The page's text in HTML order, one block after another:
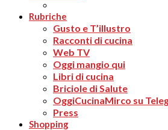
Rubriche
Gusto e T’illustro
Racconti di cucina
Web TV
Oggi mangio qui
Libri di cucina
Briciole di Salute
OggiCucinaMirco su
Press
Shopping